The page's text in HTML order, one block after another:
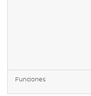
Funciones